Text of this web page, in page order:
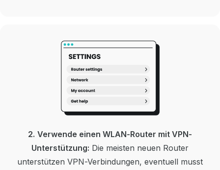
2. Verwende einen WLAN-Router mit VPN-
Unterstützung: Die meisten neuen Router
unterstützen VPN-Verbindungen, eventuell musst